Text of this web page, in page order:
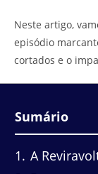
Neste artigo,
episódio
cortados e o
Sumário
1
A